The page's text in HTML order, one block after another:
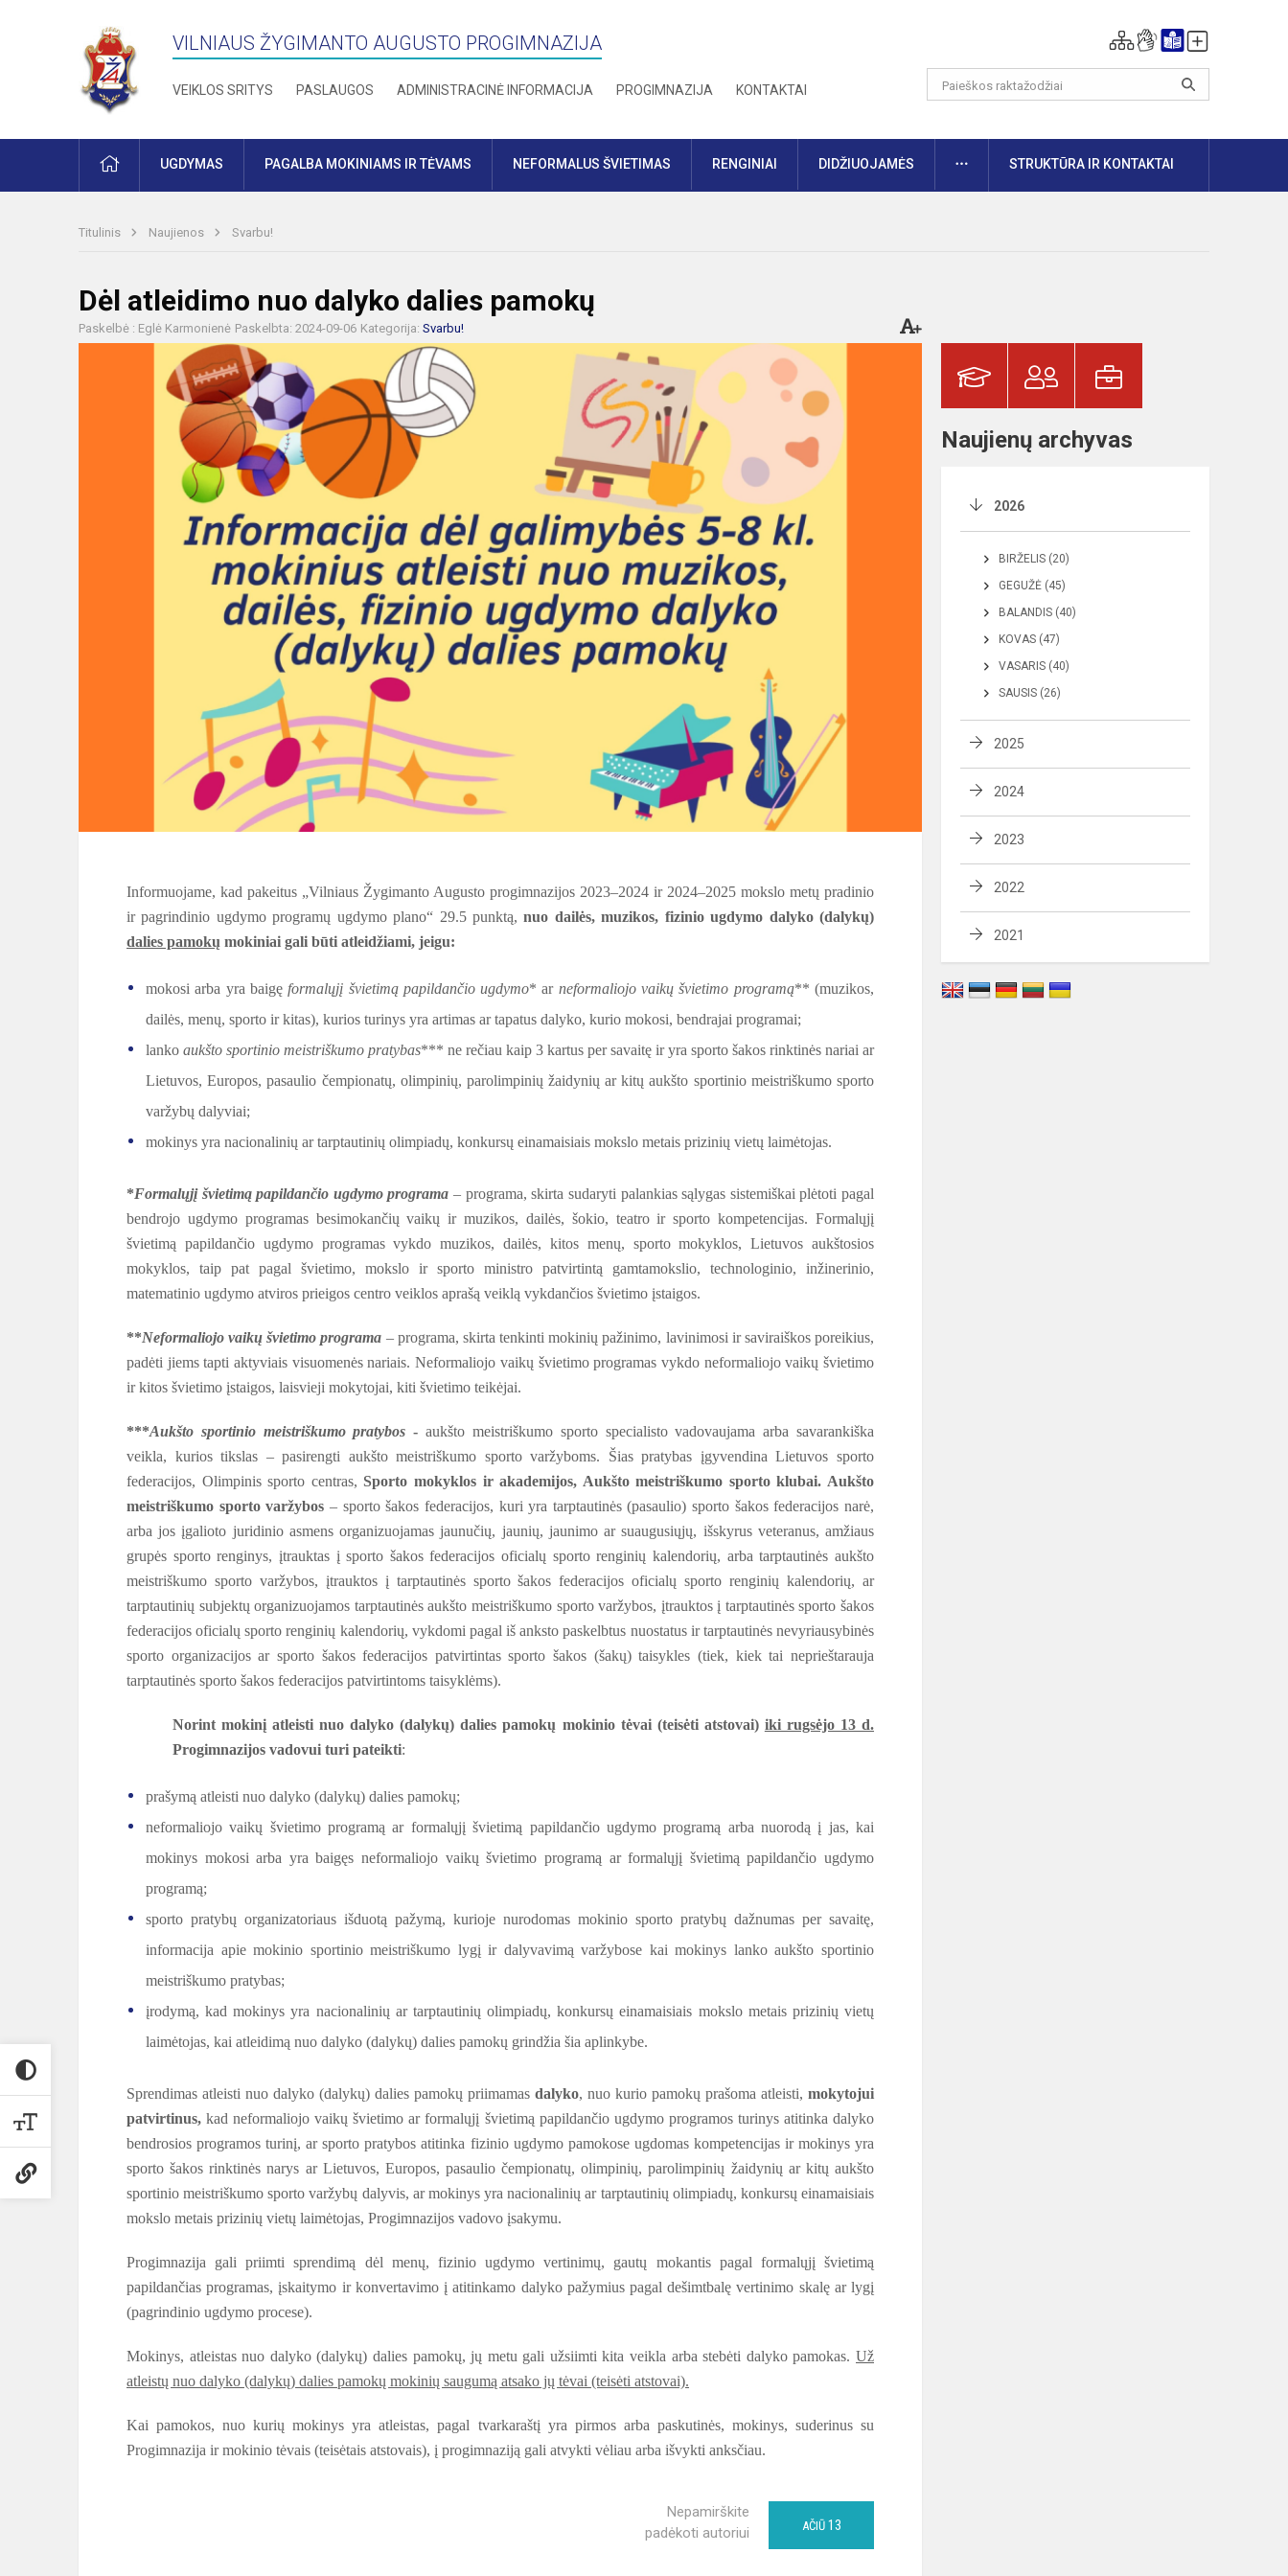
VILNIAUS ŽYGIMANTO AUGUSTO PROGIMNAZIJA
VEIKLOS SRITYS PASLAUGOS ADMINISTRACINĖ INFORMACIJA PROGIMNAZIJA KONTAKTAI
PRADŽIAUGDYMAS PAGALBA MOKINIAMS IR TĖVAMS NEFORMALUS ŠVIETIMAS RENGINIAI DIDŽIUOJAMĖS DAUGIAUSTRUKTŪRA IR KONTAKTAI
Titulinis Naujienos Svarbu!
Dėl atleidimo nuo dalyko dalies pamokų
Paskelbė : Eglė Karmonienė Paskelbta: 2024-09-06 Kategorija: Svarbu!
Informuojame, kad pakeitus „Vilniaus Žygimanto Augusto progimnazijos 2023–2024 ir 2024–2025 mokslo metų pradinio
ir pagrindinio ugdymo programų ugdymo plano“ 29.5 punktą,nuo dailės, muzikos, fizinio ugdymo dalyko (dalykų)
dalies pamokų mokiniai gali būti atleidžiami, jeigu:
mokosi arba yra baigę formalųjį švietimą papildančio ugdymo* ar neformaliojo vaikų švietimo programą** (muzikos,
dailės, menų, sporto ir kitas), kurios turinys yra artimas ar tapatus dalyko, kurio mokosi, bendrajai programai;
lanko aukšto sportinio meistriškumo pratybas*** ne rečiau kaip 3 kartus per savaitę ir yra sporto šakos rinktinės nariai ar
Lietuvos, Europos, pasaulio čempionatų, olimpinių, parolimpinių žaidynių ar kitų aukšto sportinio meistriškumo sporto
varžybų dalyviai;
mokinys yra nacionalinių ar tarptautinių olimpiadų, konkursų einamaisiais mokslo metais prizinių vietų laimėtojas.
*Formalųjį švietimą papildančio ugdymo programa – programa, skirta sudaryti palankias sąlygas sistemiškai plėtoti pagal
bendrojo ugdymo programas besimokančių vaikų ir muzikos, dailės, šokio, teatro ir sporto kompetencijas. Formalųjį
švietimą papildančio ugdymo programas vykdo muzikos, dailės, kitos menų, sporto mokyklos, Lietuvos aukštosios
mokyklos, taip pat pagal švietimo, mokslo ir sporto ministro patvirtintą gamtamokslio, technologinio, inžinerinio,
matematinio ugdymo atviros prieigos centro veiklos aprašą veiklą vykdančios švietimo įstaigos.
**Neformaliojo vaikų švietimo programa – programa, skirtatenkinti mokinių pažinimo, lavinimosi ir saviraiškos poreikius,
padėti jiems tapti aktyviais visuomenės nariais. Neformaliojo vaikų švietimo programas vykdo neformaliojo vaikų švietimo
ir kitos švietimo įstaigos, laisvieji mokytojai, kiti švietimo teikėjai.
***Aukšto sportinio meistriškumo pratybos -aukšto meistriškumo sporto specialisto vadovaujama arba savarankiška
veikla, kurios tikslas – pasirengti aukšto meistriškumo sporto varžyboms. Šias pratybas įgyvendina Lietuvos sporto
federacijos, Olimpinis sporto centras, Sporto mokyklos ir akademijos, Aukšto meistriškumo sporto klubai. Aukšto
meistriškumo sporto varžybos – sporto šakos federacijos, kuri yra tarptautinės (pasaulio) sporto šakos federacijos narė,
arba jos įgalioto juridinio asmens organizuojamas jaunučių, jaunių, jaunimo ar suaugusiųjų, išskyrus veteranus, amžiaus
grupės sporto renginys, įtrauktas į sporto šakos federacijos oficialų sporto renginių kalendorių, arba tarptautinės aukšto
meistriškumo sporto varžybos, įtrauktos į tarptautinės sporto šakos federacijos oficialų sporto renginių kalendorių, ar
tarptautinių subjektų organizuojamos tarptautinės aukšto meistriškumo sporto varžybos, įtrauktos į tarptautinės sporto šakos
federacijos oficialų sporto renginių kalendorių, vykdomi pagal iš anksto paskelbtus nuostatus ir tarptautinės nevyriausybinės
sporto organizacijos ar sporto šakos federacijos patvirtintas sporto šakos (šakų) taisykles (tiek, kiek tai neprieštarauja
tarptautinės sporto šakos federacijos patvirtintoms taisyklėms).
Norint mokinį atleisti nuo dalyko (dalykų) dalies pamokų mokinio tėvai (teisėti atstovai) iki rugsėjo 13 d.
Progimnazijos vadovui turi pateikti:
prašymą atleisti nuo dalyko (dalykų) dalies pamokų;
neformaliojo vaikų švietimo programą ar formalųjį švietimą papildančio ugdymo programą arba nuorodą į jas, kai
mokinys mokosi arba yra baigęs neformaliojo vaikų švietimo programą ar formalųjį švietimą papildančio ugdymo
programą;
sporto pratybų organizatoriaus išduotą pažymą, kurioje nurodomas mokinio sporto pratybų dažnumas per savaitę,
informacija apie mokinio sportinio meistriškumo lygį ir dalyvavimą varžybose kai mokinys lanko aukšto sportinio
meistriškumo pratybas;
įrodymą, kad mokinys yra nacionalinių ar tarptautinių olimpiadų, konkursų einamaisiais mokslo metais prizinių vietų
laimėtojas, kai atleidimą nuo dalyko (dalykų) dalies pamokų grindžia šia aplinkybe.
Sprendimas atleisti nuo dalyko (dalykų) dalies pamokų priimamas dalyko, nuo kurio pamokų prašoma atleisti, mokytojui
patvirtinus, kad neformaliojo vaikų švietimo ar formalųjį švietimą papildančio ugdymo programos turinys atitinka dalyko
bendrosios programos turinį, ar sporto pratybos atitinka fizinio ugdymo pamokose ugdomas kompetencijas ir mokinys yra
sporto šakos rinktinės narys ar Lietuvos, Europos, pasaulio čempionatų, olimpinių, parolimpinių žaidynių ar kitų aukšto
sportinio meistriškumo sporto varžybų dalyvis, ar mokinys yra nacionalinių ar tarptautinių olimpiadų, konkursų einamaisiais
mokslo metais prizinių vietų laimėtojas, Progimnazijos vadovo įsakymu.
Progimnazija gali priimti sprendimą dėl menų, fizinio ugdymo vertinimų, gautų mokantis pagal formalųjį švietimą
papildančias programas, įskaitymo ir konvertavimo į atitinkamo dalyko pažymius pagal dešimtbalę vertinimo skalę ar lygį
(pagrindinio ugdymo procese).
Mokinys, atleistas nuo dalyko (dalykų) dalies pamokų, jų metu gali užsiimti kita veikla arba stebėti dalyko pamokas. Už
atleistų nuo dalyko (dalykų) dalies pamokų mokinių saugumą atsako jų tėvai (teisėti atstovai).
Kai pamokos, nuo kurių mokinys yra atleistas, pagal tvarkaraštį yra pirmos arba paskutinės, mokinys, suderinus su
Progimnazija ir mokinio tėvais (teisėtais atstovais), į progimnaziją gali atvykti vėliau arba išvykti anksčiau.
Nepamirškite
padėkoti autoriui
AČIŪ 13
Naujienų archyvas
2026
BIRŽELIS (20)
GEGUŽĖ (45)
BALANDIS (40)
KOVAS (47)
VASARIS (40)
SAUSIS (26)
2025
2024
2023
2022
2021